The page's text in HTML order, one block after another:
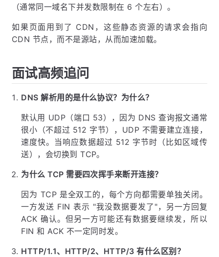
（通常同一域名下并发数限制在 6 个左右）。
如果页面用到了 CDN，这些静态资源的请求会指向
CDN 节点，而不是源站，从而加速加载。
面试高频追问
DNS 解析用的是什么协议？为什么？
默认用 UDP（端口 53），因为 DNS 查询报文通常
很小（不超过 512 字节），UDP 不需要建立连接，
速度快。当响应数据超过 512 字节时（比如区域传
送），会切换到 TCP。
为什么 TCP 需要四次挥手来断开连接？
因为 TCP 是全双工的，每个方向都需要单独关闭。
一方发送 FIN 表示 "我没数据要发了"，另一方回复
ACK 确认。但另一方可能还有数据要继续发，所以
FIN 和 ACK 不一定同时发。
HTTP/1.1、HTTP/2、HTTP/3 有什么区别？